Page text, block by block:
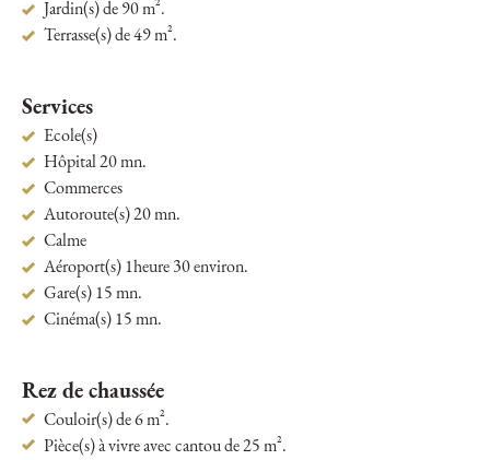
Jardin(s) de 90 m².
Terrasse(s) de 49 m².
Services
Ecole(s)
Hôpital 20 mn.
Commerces
Autoroute(s) 20 mn.
Calme
Aéroport(s) 1heure 30 environ.
Gare(s) 15 mn.
Cinéma(s) 15 mn.
Rez de chaussée
Couloir(s) de 6 m².
Pièce(s) à vivre avec cantou de 25 m².